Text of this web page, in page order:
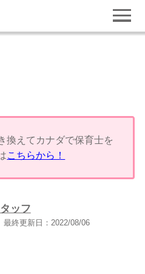
換えてカナダで保育士を
こちらから！
ッフ
最終更新日： 2022/08/06